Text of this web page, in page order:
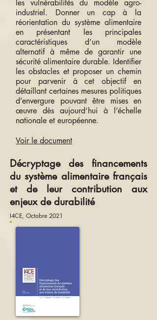
les vulnérabilités du modèle agro-
industriel. Donner un cap à la
réorientation du système alimentaire
en présentant les principales
caractéristiques d’un modèle
alternatif à même de garantir une
sécurité alimentaire durable. Identifier
les obstacles et proposer un chemin
pour parvenir à cet objectif en
détaillant certaines mesures politiques
d’envergure pouvant être mises en
œuvre dès aujourd’hui à l’échelle
nationale et européenne.
Voir le document
Décryptage des financements
du système alimentaire français
et de leur contribution aux
enjeux de durabilité
I4CE, Octobre 2021